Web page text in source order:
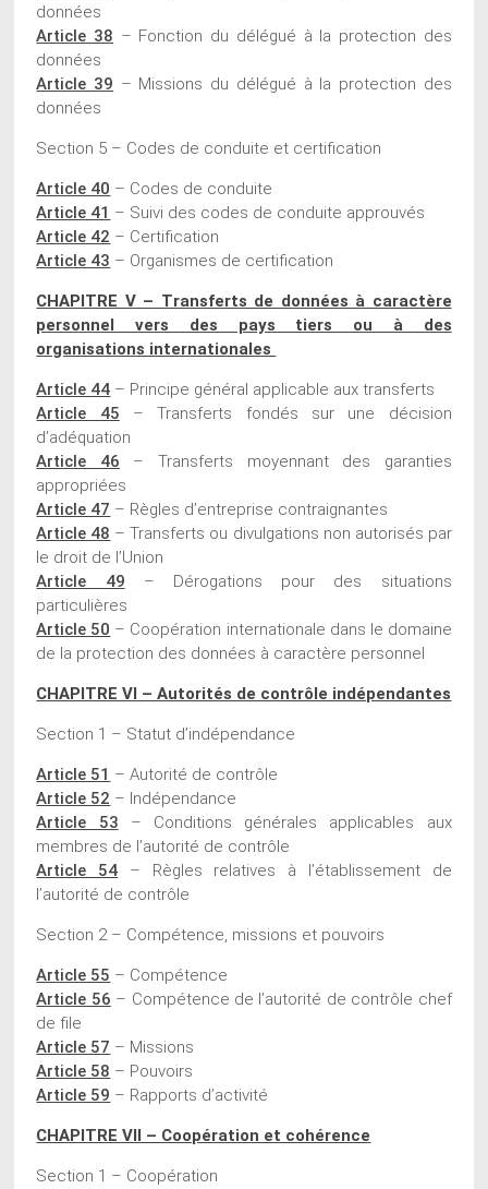
données
Article 38 – Fonction du délégué à la protection des
données
Article 39 – Missions du délégué à la protection des
données
Section 5 – Codes de conduite et certification
Article 40 – Codes de conduite
Article 41 – Suivi des codes de conduite approuvés
Article 42 – Certification
Article 43 – Organismes de certification
CHAPITRE V – Transferts de données à caractère
personnel vers des pays tiers ou à des
organisations internationales
Article 44 – Principe général applicable aux transferts
Article 45 – Transferts fondés sur une décision
d’adéquation
Article 46 – Transferts moyennant des garanties
appropriées
Article 47 – Règles d’entreprise contraignantes
Article 48 – Transferts ou divulgations non autorisés par
le droit de l’Union
Article 49 – Dérogations pour des situations
particulières
Article 50 – Coopération internationale dans le domaine
de la protection des données à caractère personnel
CHAPITRE VI – Autorités de contrôle indépendantes
Section 1 – Statut d’indépendance
Article 51 – Autorité de contrôle
Article 52 – Indépendance
Article 53 – Conditions générales applicables aux
membres de l’autorité de contrôle
Article 54 – Règles relatives à l’établissement de
l’autorité de contrôle
Section 2 – Compétence, missions et pouvoirs
Article 55 – Compétence
Article 56 – Compétence de l’autorité de contrôle chef
de file
Article 57 – Missions
Article 58 – Pouvoirs
Article 59 – Rapports d’activité
CHAPITRE VII – Coopération et cohérence
Section 1 – Coopération